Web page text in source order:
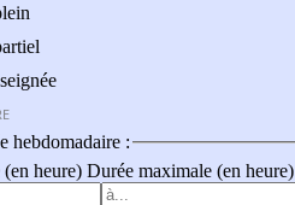
hebdomadaire :
heure) Durée maximale (en heure)